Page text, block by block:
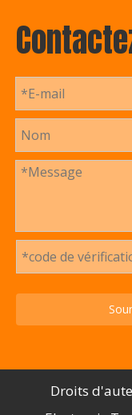
Droits